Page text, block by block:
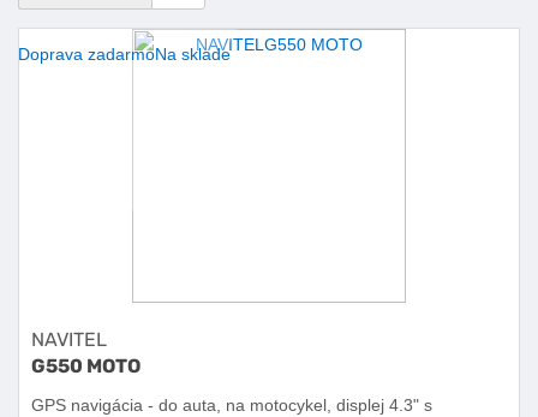
Doprava zadarmoNa sklade
NAVITEL
G550 MOTO
GPS navigácia - do auta, na motocykel, displej 4.3" s